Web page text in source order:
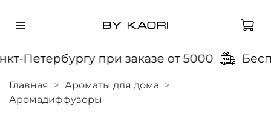
Петербургу при заказе от 5000
Главная
Ароматы для дома
Аромадиффузоры